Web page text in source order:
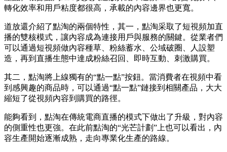
轉化效率和用戶粘度都很高，承載的內容邊界也更寬。
道放還介紹了點淘的兩個特性，其一，點淘采取了短視頻加直
播的雙核模式，讓內容成為連接用戶與服務的關鍵。從業者們
可以通過短視頻做內容種草、粉絲蓄水、公域破圈、人設塑
造，再到直播生態中達成粉絲召回、即時互動、刺激購買。
其二，點淘將上線獨有的“點一點”按鈕。當消費者在視頻中看
到感興趣的商品時，可以通過“點一點”鏈接到相關產品，大大
縮短了從視頻內容到購買的路徑。
能夠看到，點淘在傳統電商直播的模式下做出了升級，對內容
的側重性也更強。在此前點淘的“光芒計劃”上也可以看出，內
容生產開始逐漸成熟，走向專業化生產的路線。